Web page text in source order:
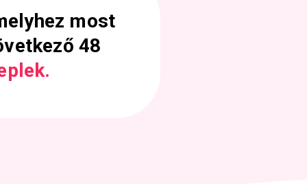
most
48